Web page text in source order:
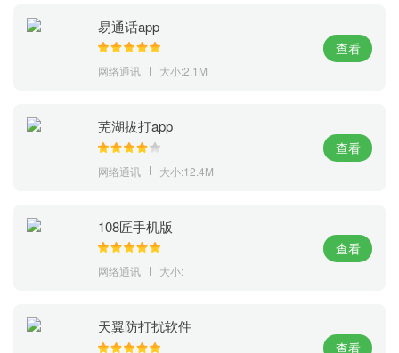
易通话app
网络通讯 大小:2.1M
查看
芜湖拔打app
网络通讯 大小:12.4M
查看
108匠手机版
网络通讯 大小:
查看
天翼防打扰软件
查看